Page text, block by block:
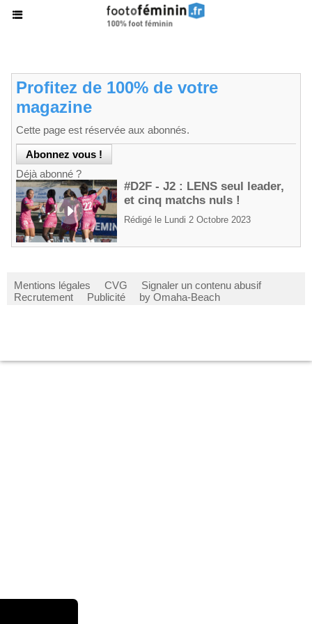
Profitez de 100% de votre
magazine
Cette page est réservée aux abonnés.
Déjà abonné ?
#D2F - J2 : LENS seul leader,
et cinq matchs nuls !
Rédigé le Lundi 2 Octobre 2023
Mentions légales CVG
Signaler un contenu abusif
Recrutement
Publicité by Omaha-Beach